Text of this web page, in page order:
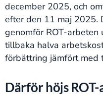
december 2025, och
efter den 11 maj 2025.
genomför ROT-
tillbaka halva
förbättring jämfört med
Därför höjs